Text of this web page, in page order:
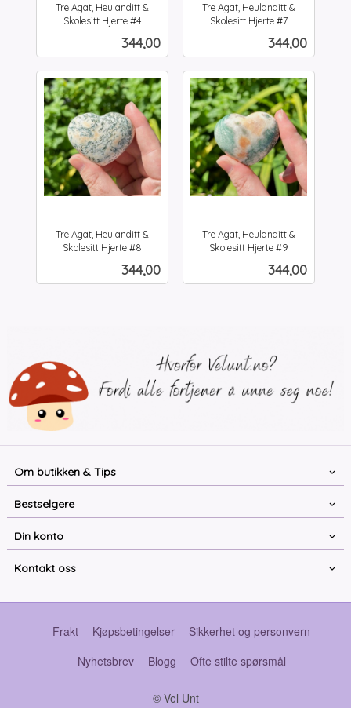
Tre Agat, Heulanditt &
Skolesitt Hjerte #4
Pris
344,00
Tre Agat, Heulanditt &
Skolesitt Hjerte #7
Pris
344,00
Tre Agat, Heulanditt &
Skolesitt Hjerte #8
Pris
344,00
Tre Agat, Heulanditt &
Skolesitt Hjerte #9
Pris
344,00
Om butikken & Tips
Bestselgere
Din konto
Kontakt oss
Frakt Kjøpsbetingelser
Sikkerhet og personvern
Nyhetsbrev
Blogg Ofte stilte spørsmål
© Vel Unt